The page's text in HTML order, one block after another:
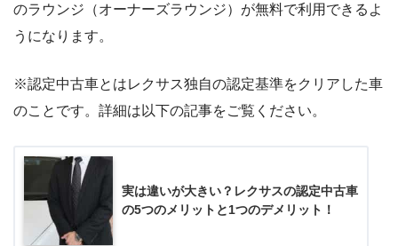
のラウンジ（オーナーズラウンジ）が無料で利用できるよ
うになります。
※認定中古車とはレクサス独自の認定基準をクリアした車
のことです。詳細は以下の記事をご覧ください。
実は違いが大きい？レクサスの認定中古車
の5つのメリットと1つのデメリット！